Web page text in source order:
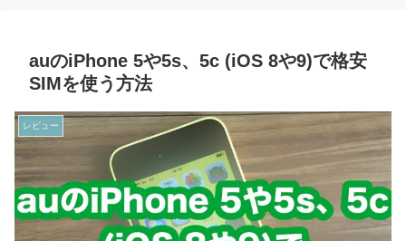
auのiPhone 5や5s、5c (iOS 8や9)で格安
SIMを使う方法
レビュー